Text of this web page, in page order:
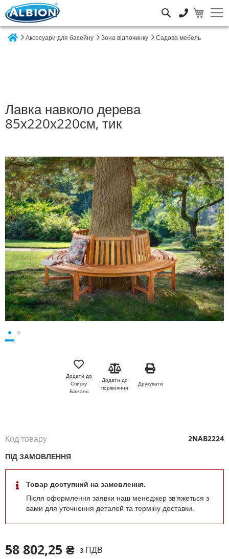
Аксесуари для басейну Зона відпочинку Садова мебель
Лавка навколо дерева
85х220х220см, тик
Перейти
до
кінця
галереї
зображень
Додати до
Списку
Бажань
Додати до
порівняння
Друкувати
58 802,25 ₴ з ПДВ
ПІД ЗАМОВЛЕННЯ
Товар доступний на замовлення.
Після оформлення заявки наш менеджер зв'яжеться з
вами для уточнення деталей та терміну доставки.
Код товару 2NAB2224